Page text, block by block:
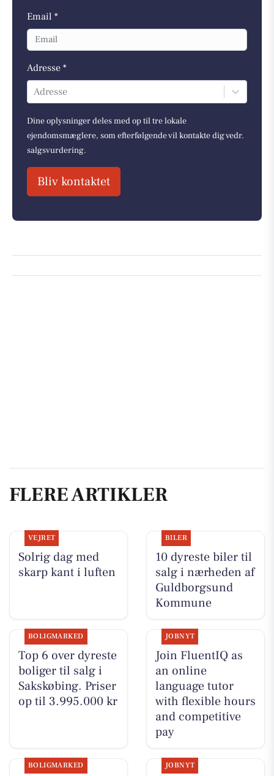
Email *
Adresse *
Adresse
Dine oplysninger deles med op til tre lokale
ejendomsmæglere, som efterfølgende vil kontakte dig vedr.
salgsvurdering.
Bliv kontaktet
FLERE ARTIKLER
VEJRET
Solrig dag med
skarp kant i luften
BILER
10 dyreste biler til
salg i nærheden af
Guldborgsund
Kommune
BOLIGMARKED
Top 6 over dyreste
boliger til salg i
Sakskøbing. Priser
op til 3.995.000 kr
JOBNYT
Join FluentIQ as
an online
language tutor
with flexible hours
and competitive
pay
BOLIGMARKED JOBNYT